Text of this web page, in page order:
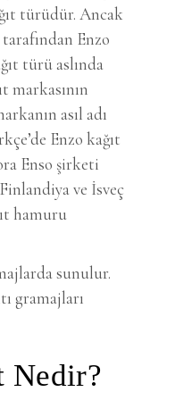
türüdür. Ancak
Enzo
türü aslında
markasının
asıl adı
Enzo kağıt
Enso şirketi
ve İsveç
hamuru
sunulur.
gramajları
Nedir?